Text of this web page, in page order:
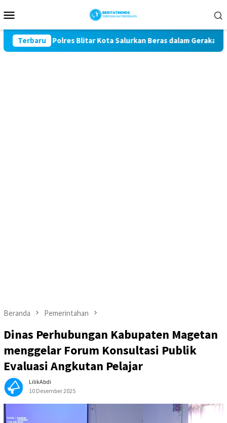
ke
Mobile
Terbaru
81, Polres Blitar Kota Salurkan Beras dalam Gerakan Pangan
Beranda Pemerintahan
Dinas Perhubungan Kabupaten Magetan
menggelar Forum Konsultasi Publik
Evaluasi Angkutan Pelajar
LilikAbdi
10 Desember 2025